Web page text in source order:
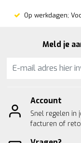
Op werkdagen;
Meld je
Account
Snel regelen in
facturen of